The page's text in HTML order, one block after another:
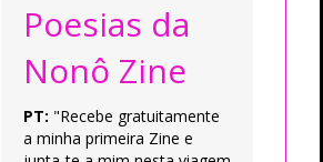
Poesias da
Nonô Zine
PT: "Recebe gratuitamente
a minha primeira Zine e